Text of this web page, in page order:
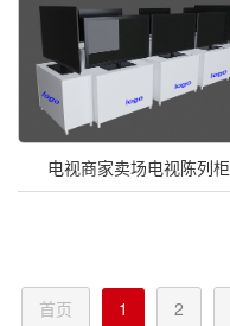
电视商家卖场电视陈列柜
首页 1 2